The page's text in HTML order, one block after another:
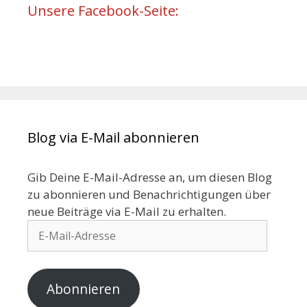
Unsere Facebook-Seite:
Blog via E-Mail abonnieren
Gib Deine E-Mail-Adresse an, um diesen Blog
zu abonnieren und Benachrichtigungen über
neue Beiträge via E-Mail zu erhalten.
Abonnieren